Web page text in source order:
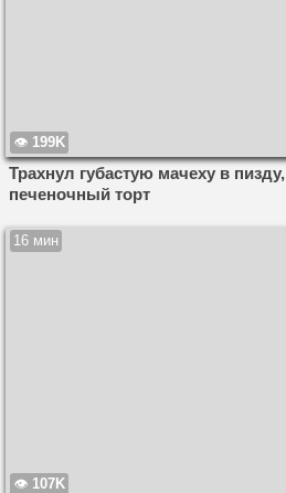
199K
Трахнул губастую мачеху в
печеночный торт
16 мин
107K